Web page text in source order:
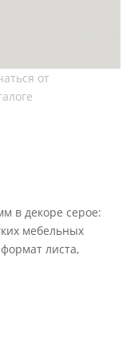
в декоре серое:
мебельных
листа,